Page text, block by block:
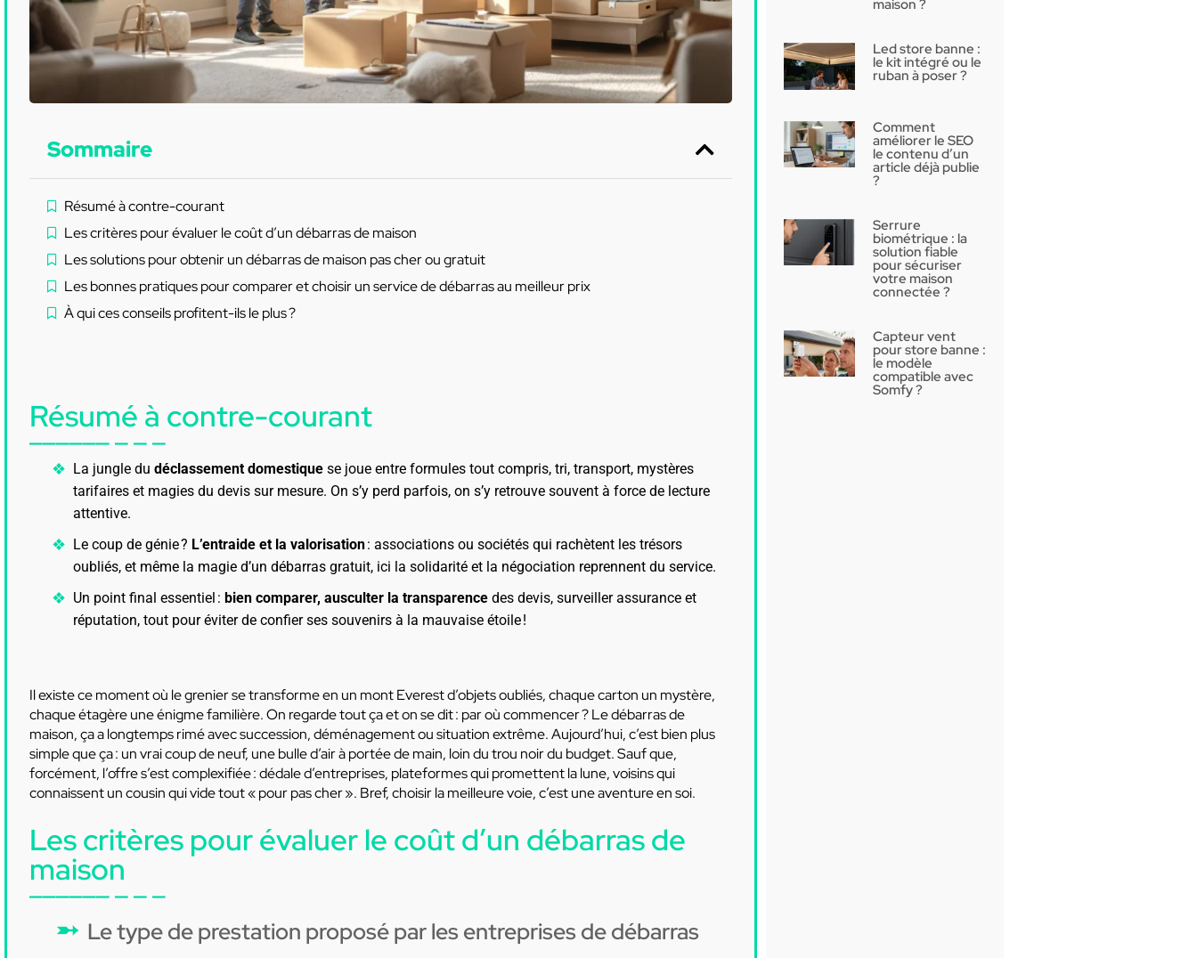
Sommaire
Résumé à contre-courant
Les critères pour évaluer le coût d’un débarras de maison
Les solutions pour obtenir un débarras de maison pas cher ou gratuit
Les bonnes pratiques pour comparer et choisir un service de débarras au meilleur prix
À qui ces conseils profitent-ils le plus ?
Résumé à contre-courant
La jungle du déclassement domestique se joue entre formules tout compris, tri, transport, mystères
tarifaires et magies du devis sur mesure. On s’y perd parfois, on s’y retrouve souvent à force de lecture
attentive.
Le coup de génie ? L’entraide et la valorisation: associations ou sociétés qui rachètent les trésors
oubliés, et même la magie d’un débarras gratuit, ici la solidarité et la négociation reprennent du service.
Un point final essentiel : bien comparer, ausculter la transparence des devis, surveiller assurance et
réputation, tout pour éviter de confier ses souvenirs à la mauvaise étoile !
Il existe ce moment où le grenier se transforme en un mont Everest d’objets oubliés, chaque carton un mystère,
chaque étagère une énigme familière. On regarde tout ça et on se dit : par où commencer ? Le débarras de
maison, ça a longtemps rimé avec succession, déménagement ou situation extrême. Aujourd’hui, c’est bien plus
simple que ça : un vrai coup de neuf, une bulle d’air à portée de main, loin du trou noir du budget. Sauf que,
forcément, l’offre s’est complexifiée : dédale d’entreprises, plateformes qui promettent la lune, voisins qui
connaissent un cousin qui vide tout « pour pas cher ». Bref, choisir la meilleure voie, c’est une aventure en soi.
Les critères pour évaluer le coût d’un débarras de
maison
Le type de prestation proposé par les entreprises de débarras
maison ?
Led store banne :
le kit intégré ou le
ruban à poser ?
Comment
améliorer le SEO
le contenu d’un
article déjà publie
?
Serrure
biométrique : la
solution fiable
pour sécuriser
votre maison
connectée ?
Capteur vent
pour store banne :
le modèle
compatible avec
Somfy ?